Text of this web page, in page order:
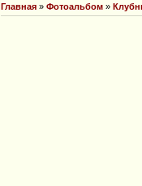
Главная » Фотоальбом »